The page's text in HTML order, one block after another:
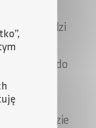
lat prowadzi
PARK
do
spółce
będzie